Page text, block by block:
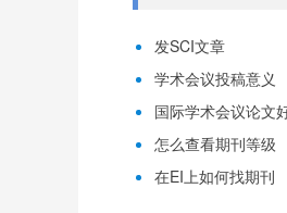
发SCI文章
学术会议投稿意义
国际学术会议论文
怎么查看期刊等级
在EI上如何找期刊